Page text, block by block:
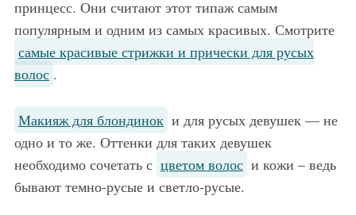
принцесс. Они считают этот типаж самым
популярным и одним из самых красивых. Смотрите
самые красивые стрижки и прически для русых
волос .
Макияж для блондинок и для русых девушек — не
одно и то же. Оттенки для таких девушек
необходимо сочетать с цветом волос и кожи – ведь
бывают темно-русые и светло-русые.